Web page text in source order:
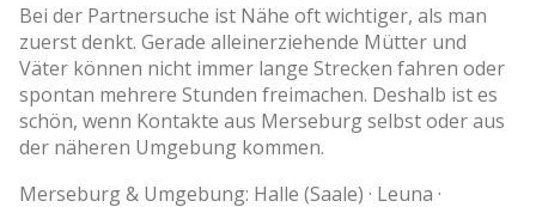
Bei der Partnersuche ist Nähe oft wichtiger, als man
zuerst denkt. Gerade alleinerziehende Mütter und
Väter können nicht immer lange Strecken fahren oder
spontan mehrere Stunden freimachen. Deshalb ist es
schön, wenn Kontakte aus Merseburg selbst oder aus
der näheren Umgebung kommen.
Merseburg & Umgebung: Halle (Saale) · Leuna ·